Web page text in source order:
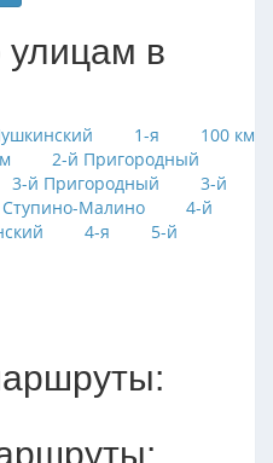
в
1-я
100 км
2-й Пригородный
3-й Пригородный
3-й
Малино
4-й
4-я
5-й